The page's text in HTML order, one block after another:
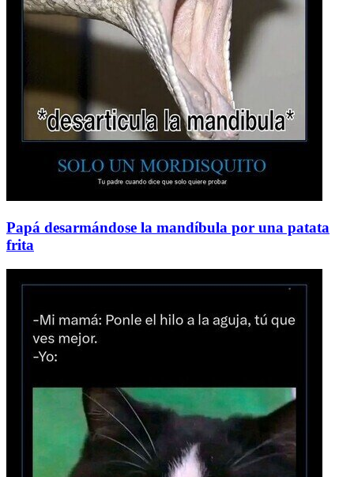
Papá desarmándose la mandíbula por una patata
frita